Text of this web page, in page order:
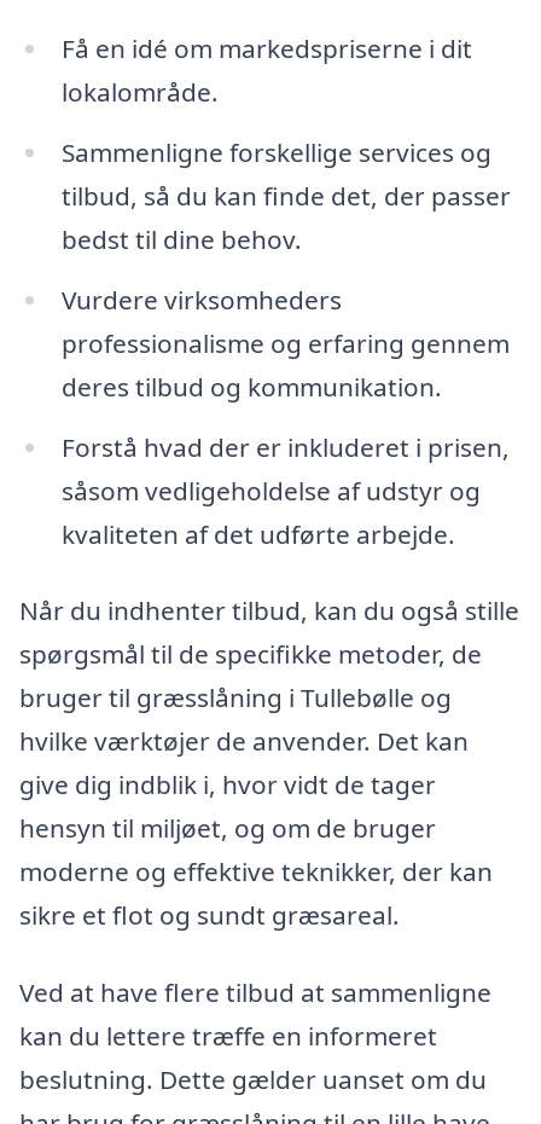
Få en idé om markedspriserne i dit
lokalområde.
Sammenligne forskellige services og
tilbud, så du kan finde det, der passer
bedst til dine behov.
Vurdere virksomheders
professionalisme og erfaring gennem
deres tilbud og kommunikation.
Forstå hvad der er inkluderet i prisen,
såsom vedligeholdelse af udstyr og
kvaliteten af det udførte arbejde.
Når du indhenter tilbud, kan du også stille
spørgsmål til de specifikke metoder, de
bruger til græsslåning i Tullebølle og
hvilke værktøjer de anvender. Det kan
give dig indblik i, hvor vidt de tager
hensyn til miljøet, og om de bruger
moderne og effektive teknikker, der kan
sikre et flot og sundt græsareal.
Ved at have flere tilbud at sammenligne
kan du lettere træffe en informeret
beslutning. Dette gælder uanset om du